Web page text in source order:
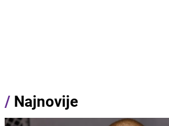
/ Najnovije